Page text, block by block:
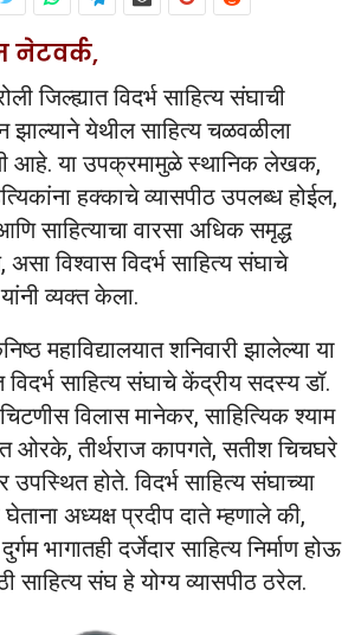
नेटवर्क,
जिल्ह्यात विदर्भ साहित्य संघाची
झाल्याने येथील साहित्य चळवळीला
आहे. या उपक्रमामुळे स्थानिक लेखक,
हक्काचे व्यासपीठ उपलब्ध होईल,
साहित्याचा वारसा अधिक समृद्ध
असा विश्वास विदर्भ साहित्य संघाचे
व्यक्त केला.
महाविद्यालयात शनिवारी झालेल्या या
साहित्य संघाचे केंद्रीय सदस्य डॉ.
विलास मानेकर, साहित्यिक श्याम
ओरके, तीर्थराज कापगते, सतीश चिचघरे
होते. विदर्भ साहित्य संघाच्या
अध्यक्ष प्रदीप दाते म्हणाले की,
भागातही दर्जेदार साहित्य निर्माण होऊ
साहित्य संघ हे योग्य व्यासपीठ ठरेल.